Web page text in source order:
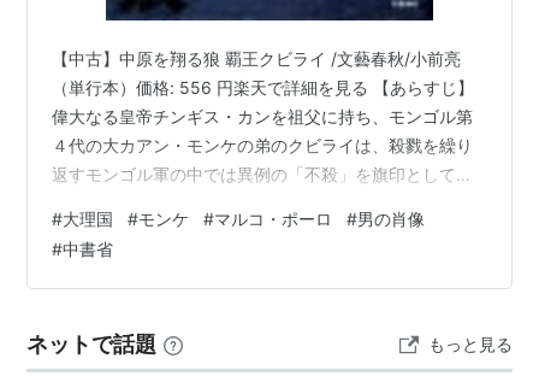
【中古】中原を翔る狼 覇王クビライ /文藝春秋/小前亮
（単行本）価格: 556 円楽天で詳細を見る 【あらすじ】
偉大なる皇帝チンギス・カンを祖父に持ち、モンゴル第
４代の大カアン・モンケの弟のクビライは、殺戮を繰り
返すモンゴル軍の中では異例の「不殺」を旗印として軍
じていたため、モンゴル歴戦の勇者たちは、物足りなく
もあった。 大理国（チベット）を降伏させて次は南宋攻
略。しかしクビライは南宋の攻撃には慎重だった。対し
チンギスの弟で英雄オッチギンの孫、タガチャルを抜擢
して南宋征服を命じが、タガチャルは…
#大理国 #モンケ #マルコ・ポーロ #男の肖像
#中書省
ネットで話題 もっと見る